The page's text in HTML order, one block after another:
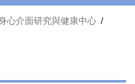
心介面研究與健康中心 /